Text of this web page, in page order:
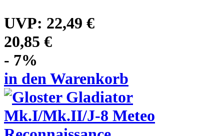
UVP: 22,49 €
20,85 €
- 7%
in den Warenkorb